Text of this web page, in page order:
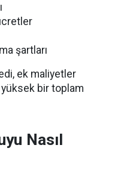
şartları
ek maliyetler
bir toplam
Nasıl